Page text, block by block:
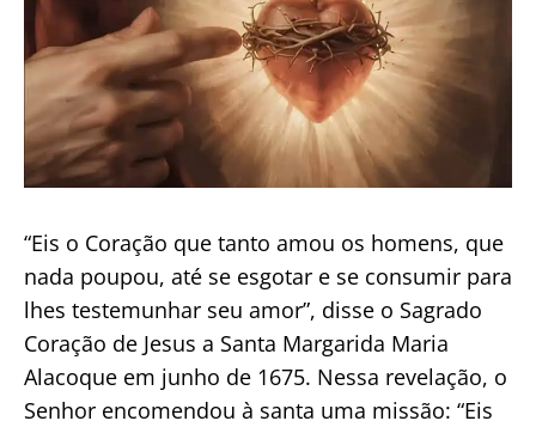
junho
“Eis o Coração que tanto amou os homens, que
nada poupou, até se esgotar e se consumir para
lhes testemunhar seu amor”, disse o Sagrado
Coração de Jesus a Santa Margarida Maria
Alacoque em junho de 1675. Nessa revelação, o
Senhor encomendou à santa uma missão: “Eis